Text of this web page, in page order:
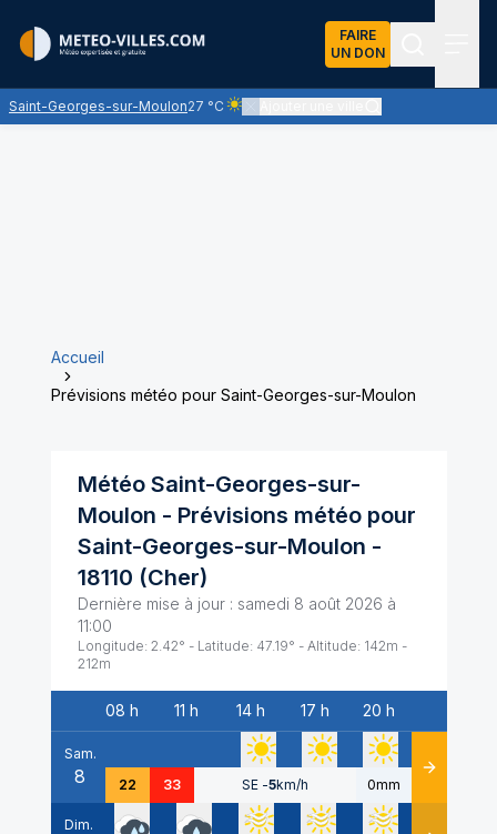
FAIRE
UN DON
Saint-Georges-sur-Moulon27 °C
Ciel clair - quasiment pas de nuages et
Accueil
Prévisions météo pour Saint-Georges-sur-Moulon
Météo Saint-Georges-sur-
Moulon - Prévisions météo pour
Saint-Georges-sur-Moulon -
18110 (Cher)
Dernière mise à jour : samedi 8 août 2026 à
11:00
Longitude: 2.42° - Latitude: 47.19° - Altitude: 142m -
212m
Date
08 h 11 h 14 h 17 h 20 h
Sam.
8 22 33 SE -5km/h 0mm Détails
Dim.